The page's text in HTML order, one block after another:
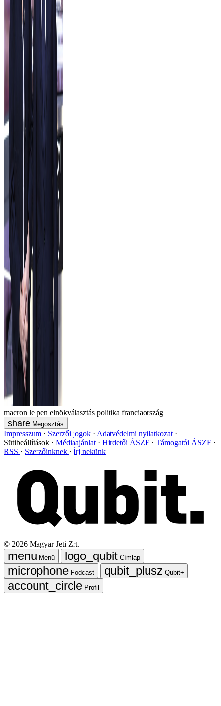
macron le pen elnökválasztás politika franciaország
Megosztás
Impresszum Szerzői jogok
Adatvédelmi nyilatkozat
Sütibeállítások
Médiaajánlat Hirdetői ÁSZF
Támogatói ÁSZF
RSS
Szerzőinknek Írj nekünk
© 2026 Magyar Jeti Zrt.
Menü
Címlap
Podcast
Qubit+
Profil